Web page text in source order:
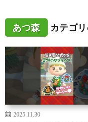
あつ森 カテゴ
2025.11.30